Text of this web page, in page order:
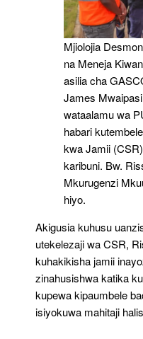
Mjiolojia
na Meneja
asilia cha
James
wataalamu wa
habari
kwa Jamii
karibuni. Bw.
Mkurugenzi
hiyo.
Akigusia kuhusu
utekelezaji wa CSR,
kuhakikisha jamii
zinahusishwa katika
kupewa kipaumbele
isiyokuwa mahitaji